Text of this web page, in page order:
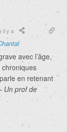
il y a
avec l’âge,
en retenant
Un prof de